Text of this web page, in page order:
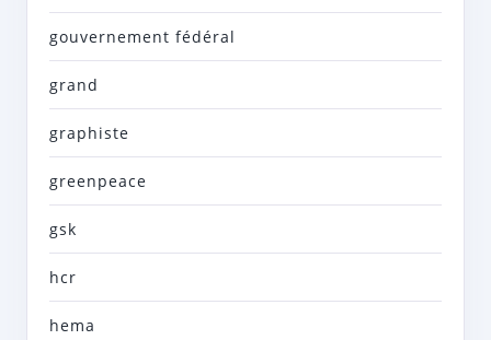
gouvernement fédéral
grand
graphiste
greenpeace
gsk
hcr
hema